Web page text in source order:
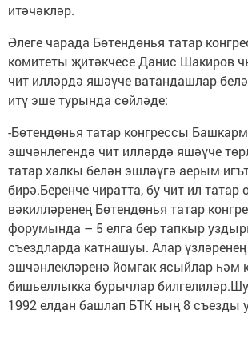
итәчәкләр.
Әлеге чарада Бөтендөнья татар
комитеты җитәкчесе Данис Шакиров
чит илләрдә яшәүче ватандашлар
итү эше турында сөйләде:
-Бөтендөнья татар конгрессы
эшчәнлегендә чит илләрдә яшәүче
татар халкы белән эшләүгә аерым
бирә.Беренче чиратта, бу чит ил
вәкилләренең Бөтендөнья татар
форумында – 5 елга бер тапкыр
съездларда катнашуы. Алар үзләренең
эшчәнлекләренә йомгак ясыйлар һәм
бишьеллыкка бурычлар
1992 елдан башлап БТК ның 8 съезды